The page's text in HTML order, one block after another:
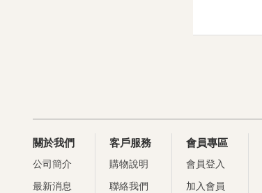
關於我們
公司簡介
最新消息
客戶服務
購物說明
聯絡我們
會員專區
會員登入
加入會員